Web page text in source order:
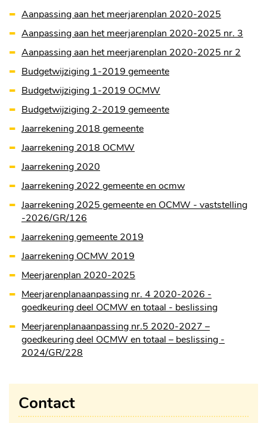
Aanpassing aan het meerjarenplan 2020-2025
Aanpassing aan het meerjarenplan 2020-2025 nr. 3
Aanpassing aan het meerjarenplan 2020-2025 nr 2
Budgetwijziging 1-2019 gemeente
Budgetwijziging 1-2019 OCMW
Budgetwijziging 2-2019 gemeente
Jaarrekening 2018 gemeente
Jaarrekening 2018 OCMW
Jaarrekening 2020
Jaarrekening 2022 gemeente en ocmw
Jaarrekening 2025 gemeente en OCMW - vaststelling
-2026/GR/126
Jaarrekening gemeente 2019
Jaarrekening OCMW 2019
Meerjarenplan 2020-2025
Meerjarenplanaanpassing nr. 4 2020-2026 -
goedkeuring deel OCMW en totaal - beslissing
Meerjarenplanaanpassing nr.5 2020-2027 –
goedkeuring deel OCMW en totaal – beslissing -
2024/GR/228
Contact